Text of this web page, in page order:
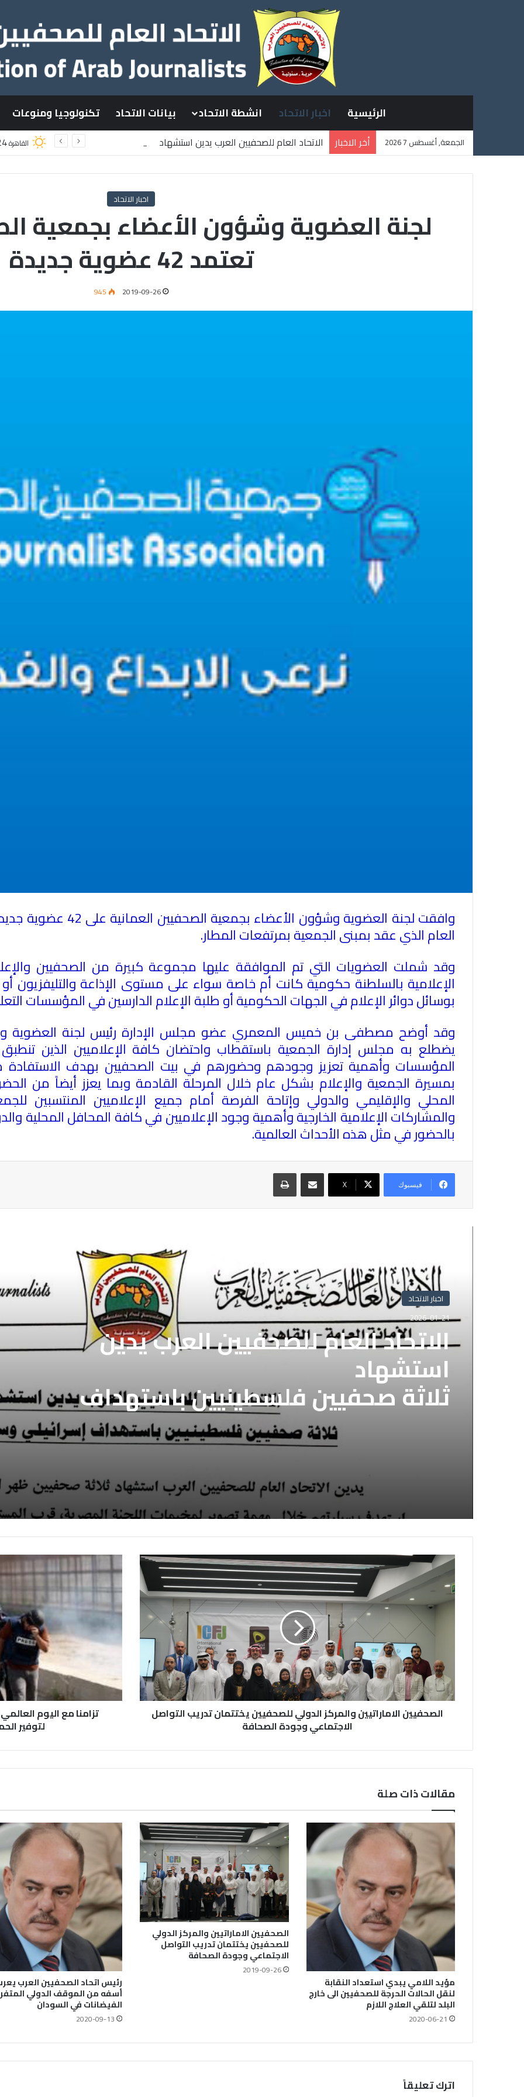
الرئيسية اخبار الاتحاد انشطة الاتحاد بيانات الاتحاد تكنولوجيا ومنوعات
الجمعة, أغسطس 7 2026 أخر الاخبار
الاتحاد العام للصحفيين العرب يدين استشهاد
القاهرة
اخبار الاتحاد
لجنة العضوية وشؤون الأعضاء بجمعية
تعتمد 42 عضوية جديدة
2019-09-26
945
وافقت لجنة العضوية وشؤون
العام الذي عقد بمبنى الجمعية بمرتفعات المطار.
وقد شملت العضويات التي تم الموافقة عليها مجموعة كبيرة من الصحفيين
الإعلامية بالسلطنة حكومية كانت أم خاصة سواء على مستوى الإذاعة والتليفزيون أو
بوسائل دوائر الإعلام في الجهات الحكومية أو طلبة الإعلام الدارسين في المؤسسات
وقد أوضح مصطفى بن خميس المعمري عضو مجلس الإدارة رئيس لجنة العضوية
يضطلع به مجلس إدارة الجمعية باستقطاب واحتضان كافة الإعلاميين الذين
المؤسسات وأهمية تعزيز وجودهم وحضورهم في بيت الصحفيين بهدف الاستفادة
بمسيرة الجمعية والإعلام بشكل عام خلال المرحلة القادمة وبما يعزز أيضاً من
المحلي والإقليمي والدولي وإتاحة الفرصة أمام جميع الإعلاميين المنتسبين
والمشاركات الإعلامية الخارجية وأهمية وجود الإعلاميين في كافة المحافل المحلية
بالحضور في مثل هذه الأحداث العالمية.
فيسبوك X
مشاركة عبر البريد طباعة
اخبار الاتحاد
2026-01-21
الاتحاد العام للصحفيين العرب يدين
استشهاد
ثلاثة صحفيين فلسطينيين باستهداف
إسرائيلي وسط قطاع غزة
الصحفيين الاماراتيين والمركز الدولي للصحفيين يختتمان تدريب التواصل
الاجتماعي وجودة الصحافة
تزامنا مع اليوم
لتوفير
مقالات ذات صلة
مؤيد اللامي يبدي استعداد النقابة
لنقل الحالات الحرجة للصحفيين الى خارج
البلد لتلقي العلاج اللازم
2020-06-21
الصحفيين الاماراتيين والمركز الدولي
للصحفيين يختتمان تدريب التواصل
الاجتماعي وجودة الصحافة
2019-09-26
رئيس اتحاد الصحفيين العرب
أسفه من الموقف الدولي
الفيضانات في السودان
2020-09-13
اترك تعليقاً